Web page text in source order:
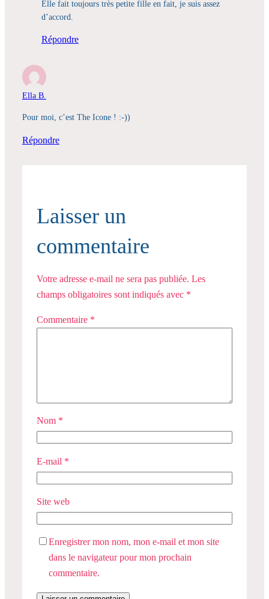
Elle fait toujours très petite fille en fait, je suis assez
d’accord.
Répondre
Ella B.
Pour moi, c’est The Icone ! :-))
Répondre
Laisser un
commentaire
Votre adresse e-mail ne sera pas publiée. Les
champs obligatoires sont indiqués avec *
Commentaire *
Nom *
E-mail *
Site web
Enregistrer mon nom, mon e-mail et mon site
dans le navigateur pour mon prochain
commentaire.